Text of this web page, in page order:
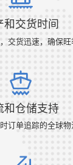
和交货时间
交货迅速，确保旺
和仓储支持
订单追踪的全球物